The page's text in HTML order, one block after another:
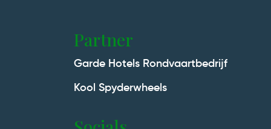
Partner
Garde Hotels Rondvaartbedrijf
Kool Spyderwheels